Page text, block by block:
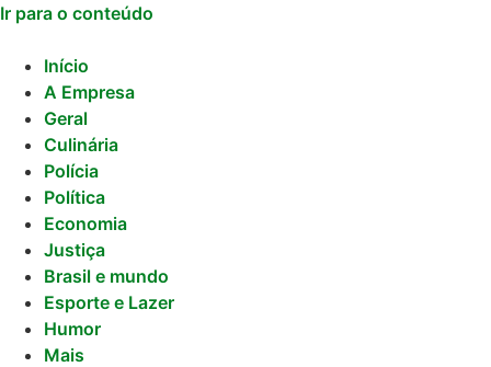
Ir para o conteúdo
Início
A Empresa
Geral
Culinária
Polícia
Política
Economia
Justiça
Brasil e mundo
Esporte e Lazer
Humor
Mais